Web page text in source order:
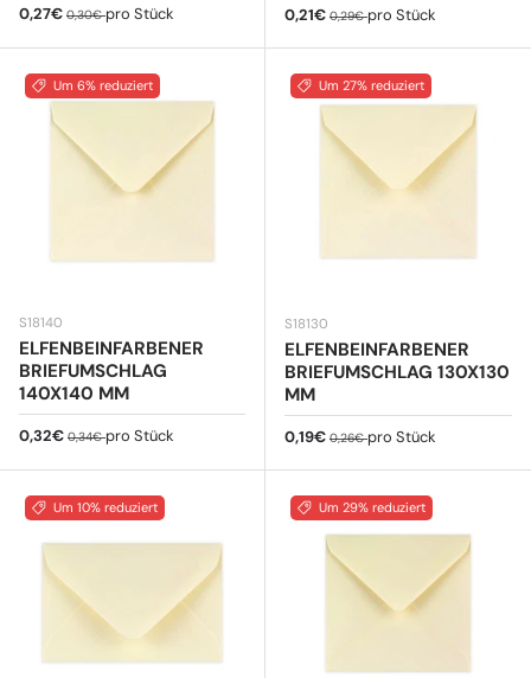
Verkaufspreis
0,27€ Normaler Preis
0,30€pro Stück Verkaufspreis
0,21€ Normaler Preis
0,29€pro Stück
Um 6% reduziert
S18140
ELFENBEINFARBENER
BRIEFUMSCHLAG
140X140 MM
Verkaufspreis
0,32€ Normaler Preis
0,34€pro Stück
Um 27% reduziert
S18130
ELFENBEINFARBENER
BRIEFUMSCHLAG 130X130
MM
Verkaufspreis
0,19€ Normaler Preis
0,26€pro Stück
Um 10% reduziert Um 29% reduziert